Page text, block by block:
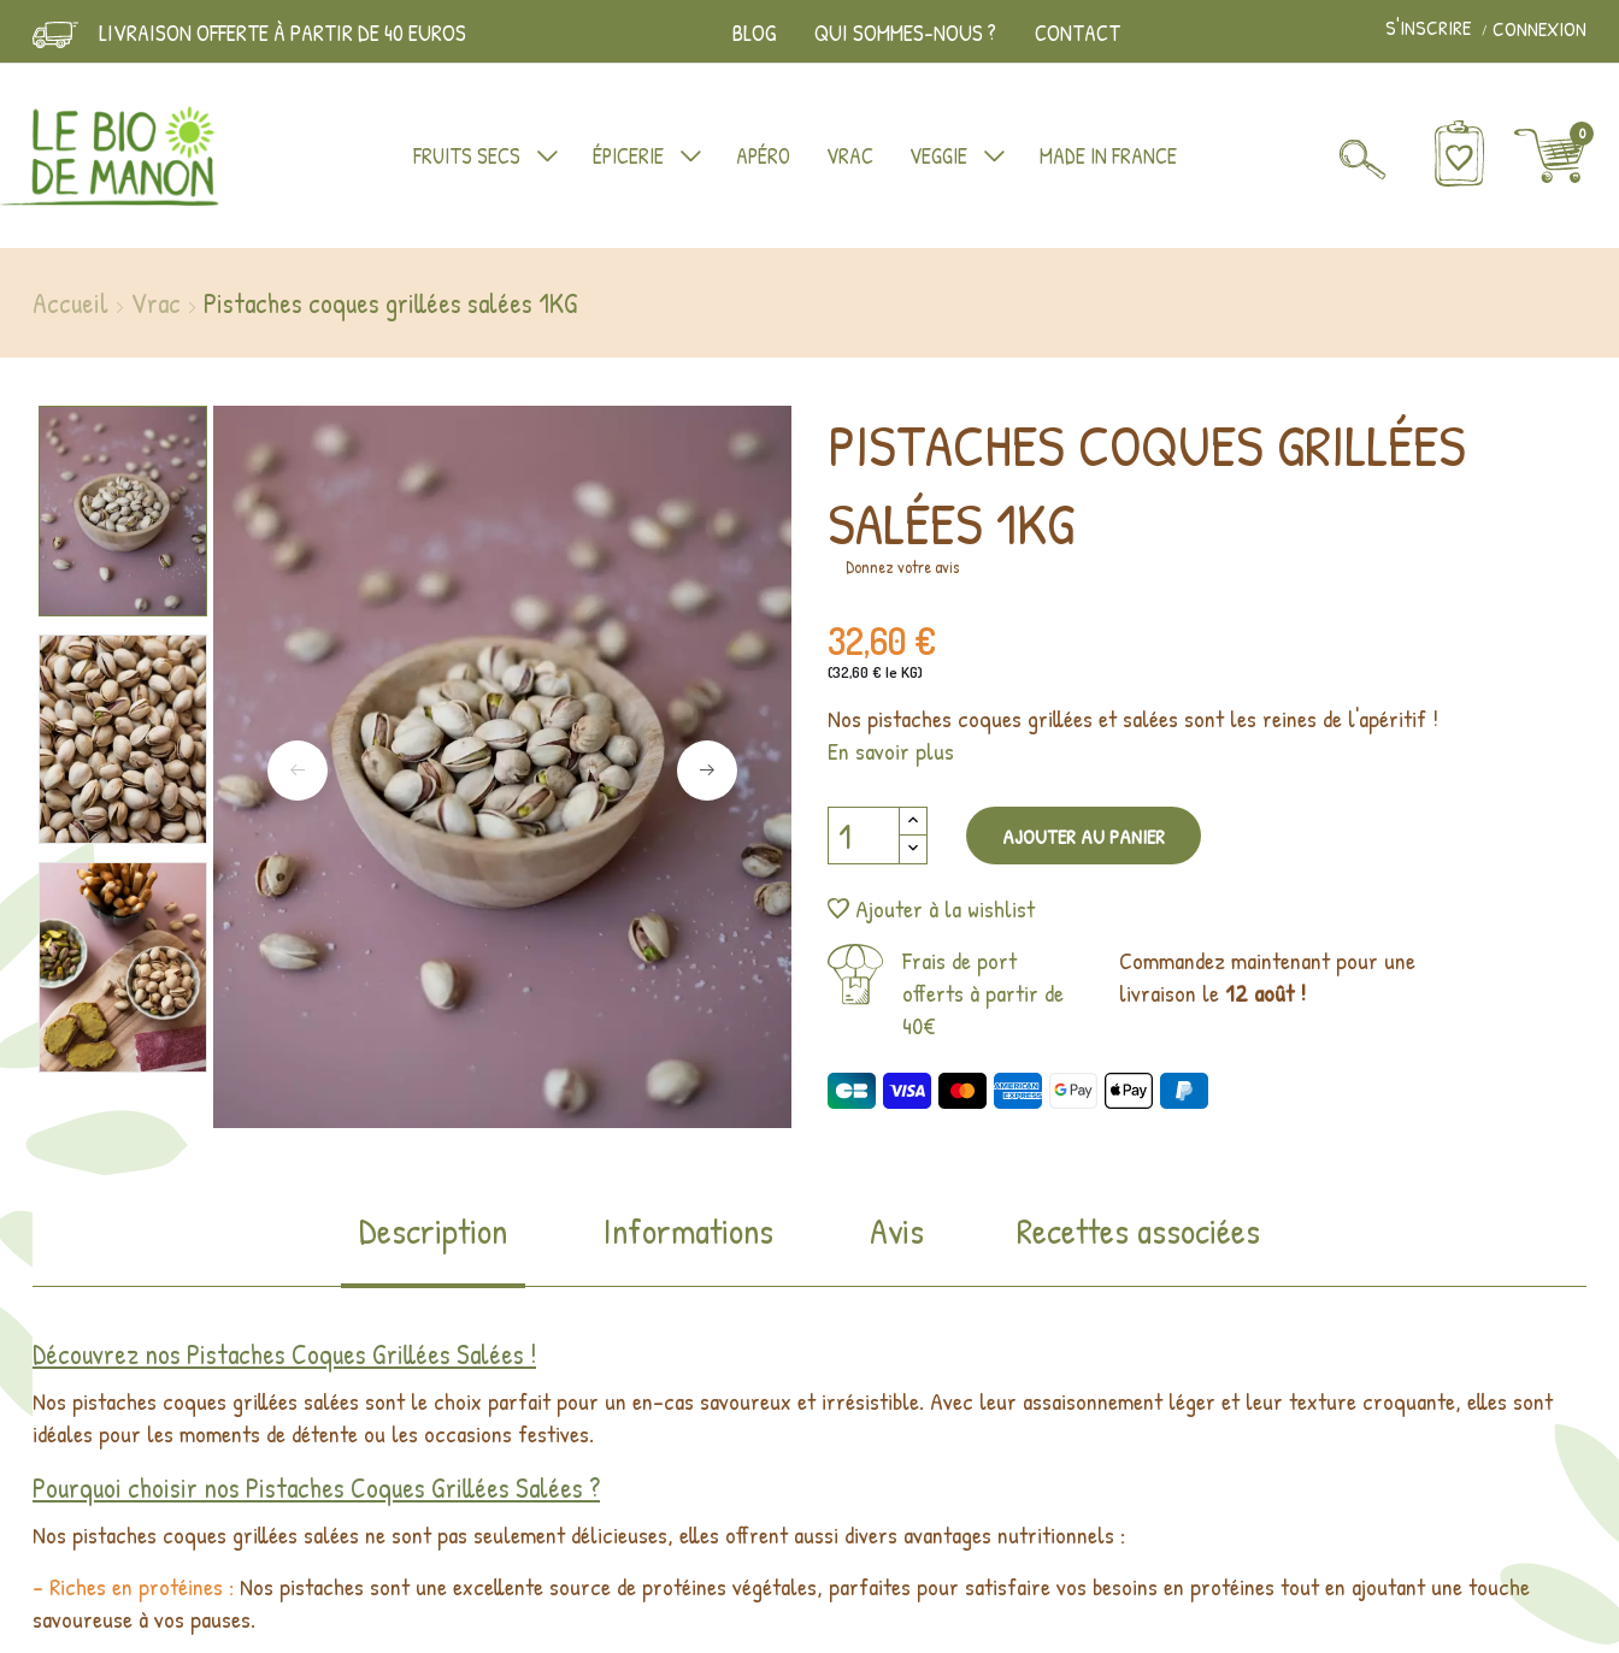
S'INSCRIRE CONNEXION
LIVRAISON OFFERTE À PARTIR DE 40 EUROS BLOG QUI SOMMES-NOUS ? CONTACT
FRUITS SECS ÉPICERIE APÉRO VRAC VEGGIE MADE IN FRANCE
0
Accueil Vrac Pistaches coques grillées salées 1KG
PISTACHES COQUES GRILLÉES
SALÉES 1KG
Donnez votre avis
32,60 €
(32,60 € le KG)
Nos pistaches coques grillées et salées sont les reines de l'apéritif !
En savoir plus
AJOUTER AU PANIER
Ajouter à la wishlist
Frais de port
offerts à partir de
40€
Commandez maintenant pour une
livraison le12 août !
Description Informations Avis Recettes associées
Découvrez nos Pistaches Coques Grillées Salées !
Nos pistaches coques grillées salées sont le choix parfait pour un en-cas savoureux et irrésistible. Avec leur assaisonnement léger et leur texture croquante, elles sont
idéales pour les moments de détente ou les occasions festives.
Pourquoi choisir nos Pistaches Coques Grillées Salées ?
Nos pistaches coques grillées salées ne sont pas seulement délicieuses, elles offrent aussi divers avantages nutritionnels :
- Riches en protéines : Nos pistaches sont une excellente source de protéines végétales, parfaites pour satisfaire vos besoins en protéines tout en ajoutant une touche
savoureuse à vos pauses.